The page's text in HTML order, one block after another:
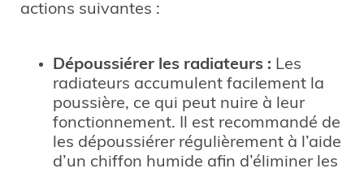
actions suivantes :
Dépoussiérer les radiateurs : Les
radiateurs accumulent facilement la
poussière, ce qui peut nuire à leur
fonctionnement. Il est recommandé de
les dépoussiérer régulièrement à l’aide
d’un chiffon humide afin d’éliminer les